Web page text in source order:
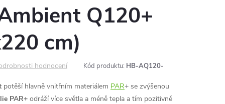
Q120+
cm)
hodnocení Kód produktu: HB-AQ120-
potěší hlavně vnitřním materiálem PAR+ se zvýšenou
PAR+ odráží více světla a méně tepla a tím pozitivně